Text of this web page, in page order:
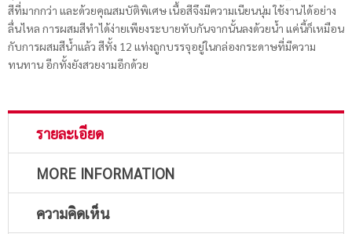
สีที่มากกว่า และด้วยคุณสมบัติพิเศษ เนื้อสีจึงมีความเนียนนุ่ม ใช้งานได้อย่าง
ลื่นไหล การผสมสีทำได้ง่ายเพียงระบายทับกันจากนั้นลงด้วยน้ำ แค่นี้ก็เหมือน
กับการผสมสีน้ำแล้ว สีทั้ง 12 แท่งถูกบรรจุอยู่ในกล่องกระดาษที่มีความ
ทนทาน อีกทั้งยังสวยงามอีกด้วย
รายละเอียด
MORE INFORMATION
ความคิดเห็น